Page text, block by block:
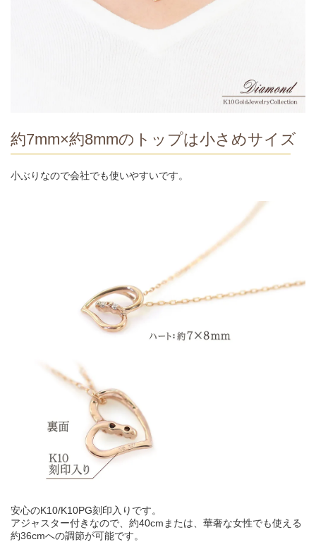
約7mm×約8mmのトップは小さめサイズ
小ぶりなので会社でも使いやすいです。
安心のK10/K10PG刻印入りです。
アジャスター付きなので、約40cmまたは、華奢な女性でも使える
約36cmへの調節が可能です。